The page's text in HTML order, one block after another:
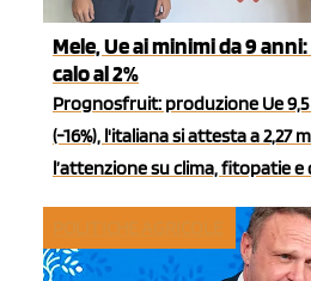
Mele, Ue ai minimi da 9
calo al 2%
Prognosfruit: produzione Ue
(-16%), l'italiana si attesta a 2,27
l’attenzione su clima, fitopatie